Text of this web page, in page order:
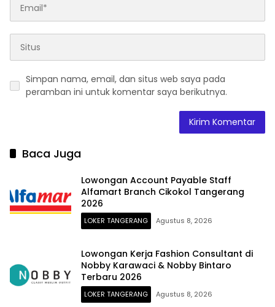
Simpan nama, email, dan situs web saya pada
peramban ini untuk komentar saya berikutnya.
Baca Juga
Lowongan Account Payable Staff
Alfamart Branch Cikokol Tangerang
2026
LOKER TANGERANG Agustus 8, 2026
Lowongan Kerja Fashion Consultant di
Nobby Karawaci & Nobby Bintaro
Terbaru 2026
LOKER TANGERANG Agustus 8, 2026